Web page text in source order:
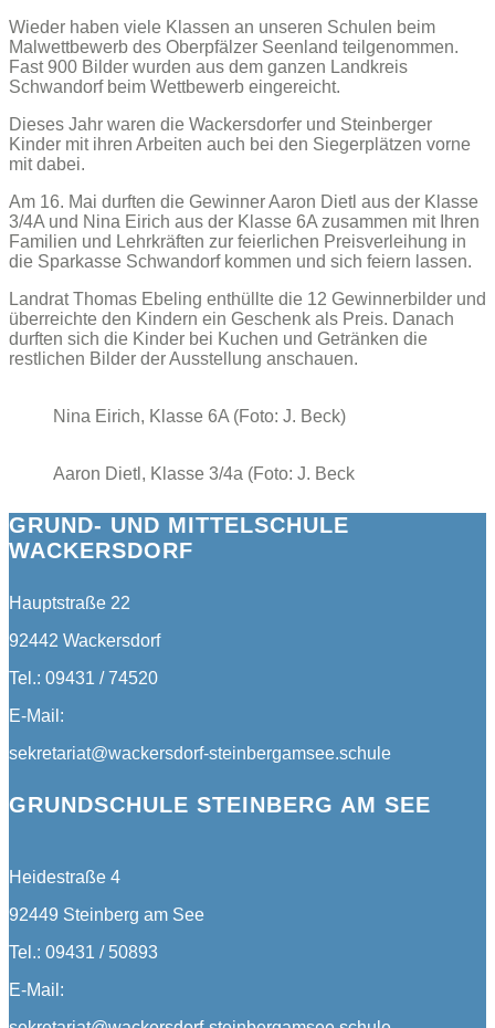
Wieder haben viele Klassen an unseren Schulen beim
Malwettbewerb des Oberpfälzer Seenland teilgenommen.
Fast 900 Bilder wurden aus dem ganzen Landkreis
Schwandorf beim Wettbewerb eingereicht.
Dieses Jahr waren die Wackersdorfer und Steinberger
Kinder mit ihren Arbeiten auch bei den Siegerplätzen vorne
mit dabei.
Am 16. Mai durften die Gewinner Aaron Dietl aus der Klasse
3/4A und Nina Eirich aus der Klasse 6A zusammen mit Ihren
Familien und Lehrkräften zur feierlichen Preisverleihung in
die Sparkasse Schwandorf kommen und sich feiern lassen.
Landrat Thomas Ebeling enthüllte die 12 Gewinnerbilder und
überreichte den Kindern ein Geschenk als Preis. Danach
durften sich die Kinder bei Kuchen und Getränken die
restlichen Bilder der Ausstellung anschauen.
Nina Eirich, Klasse 6A (Foto: J. Beck)
Aaron Dietl, Klasse 3/4a (Foto: J. Beck
GRUND- UND MITTELSCHULE
WACKERSDORF
Hauptstraße 22
92442 Wackersdorf
Tel.: 09431 / 74520
E-Mail:
sekretariat@wackersdorf-steinbergamsee.schule
GRUNDSCHULE STEINBERG AM SEE
Heidestraße 4
92449 Steinberg am See
Tel.: 09431 / 50893
E-Mail: